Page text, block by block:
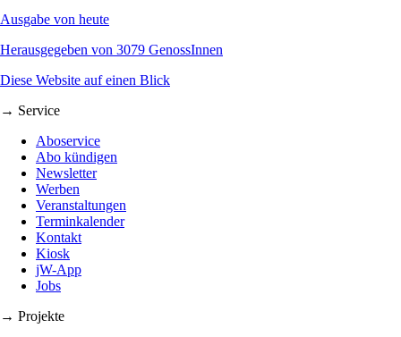
Ausgabe von heute
Herausgegeben von 3079 GenossInnen
Diese Website auf einen Blick
→ Service
Aboservice
Abo kündigen
Newsletter
Werben
Veranstaltungen
Terminkalender
Kontakt
Kiosk
jW-App
Jobs
→ Projekte